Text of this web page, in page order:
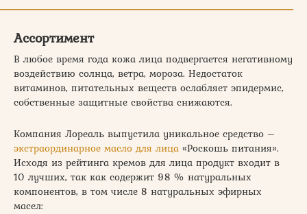
Ассортимент
В любое время года кожа лица подвергается негативному
воздействию солнца, ветра, мороза. Недостаток
витаминов, питательных веществ ослабляет эпидермис,
собственные защитные свойства снижаются.
Компания Лореаль выпустила уникальное средство –
экстраординарное масло для лица «Роскошь питания».
Исходя из рейтинга кремов для лица продукт входит в
10 лучших, так как содержит 98 % натуральных
компонентов, в том числе 8 натуральных эфирных
масел: